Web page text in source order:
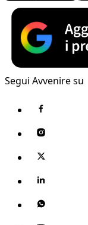
Segui Avvenire su